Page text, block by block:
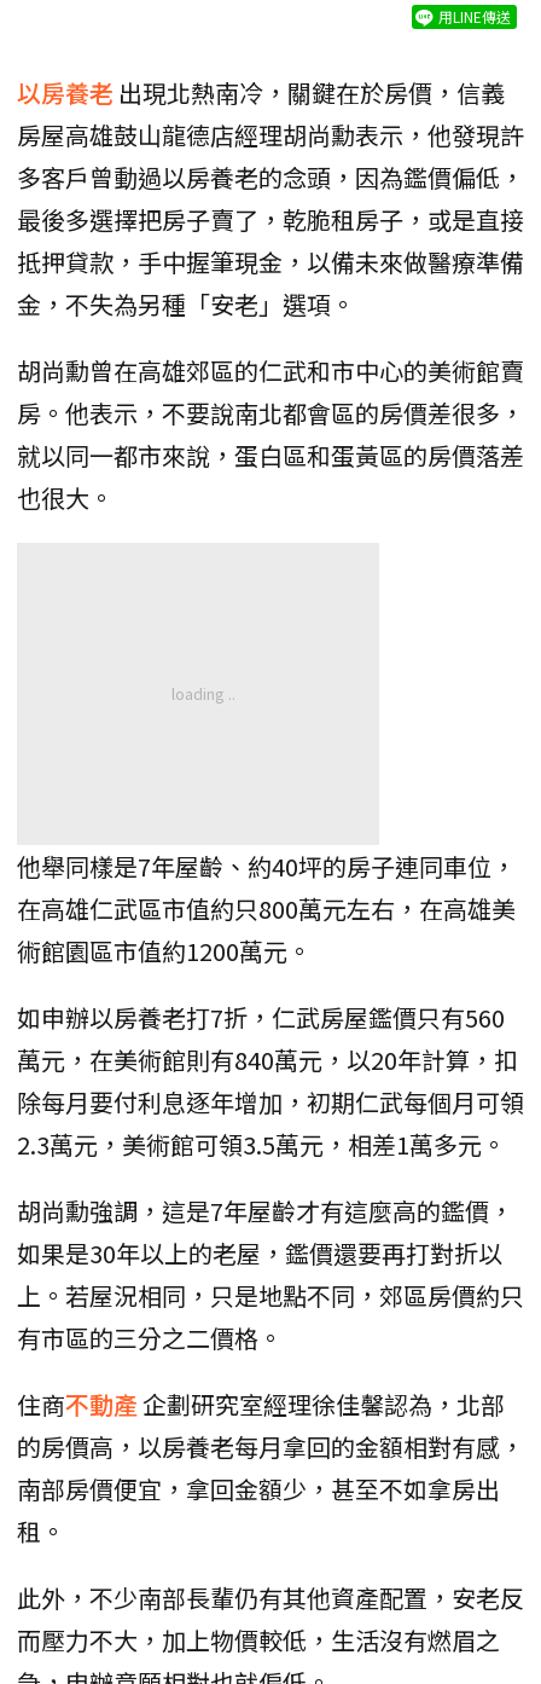
用LINE傳送
以房養老 出現北熱南冷，關鍵在於房價，信義
房屋高雄鼓山龍德店經理胡尚勳表示，他發現許
多客戶曾動過以房養老的念頭，因為鑑價偏低，
最後多選擇把房子賣了，乾脆租房子，或是直接
抵押貸款，手中握筆現金，以備未來做醫療準備
金，不失為另種「安老」選項。
胡尚勳曾在高雄郊區的仁武和市中心的美術館賣
房。他表示，不要說南北都會區的房價差很多，
就以同一都市來說，蛋白區和蛋黃區的房價落差
也很大。
他舉同樣是7年屋齡、約40坪的房子連同車位，
在高雄仁武區市值約只800萬元左右，在高雄美
術館園區市值約1200萬元。
如申辦以房養老打7折，仁武房屋鑑價只有560
萬元，在美術館則有840萬元，以20年計算，扣
除每月要付利息逐年增加，初期仁武每個月可領
2.3萬元，美術館可領3.5萬元，相差1萬多元。
胡尚勳強調，這是7年屋齡才有這麼高的鑑價，
如果是30年以上的老屋，鑑價還要再打對折以
上。若屋況相同，只是地點不同，郊區房價約只
有市區的三分之二價格。
住商不動產企劃研究室經理徐佳馨認為，北部
的房價高，以房養老每月拿回的金額相對有感，
南部房價便宜，拿回金額少，甚至不如拿房出
租。
此外，不少南部長輩仍有其他資產配置，安老反
而壓力不大，加上物價較低，生活沒有燃眉之